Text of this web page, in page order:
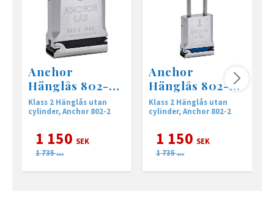
Anchor
Hänglås 802-2
B25 IP68 • utan
cylinder
Klass 2 Hänglås utan
cylinder, Anchor 802-2
1 150 SEK
1 735 SEK
Anchor
Hänglås 802-2
B110 IP68 •
utan cylinder
Klass 2 Hänglås utan
cylinder, Anchor 802-2
1 150 SEK
1 735 SEK